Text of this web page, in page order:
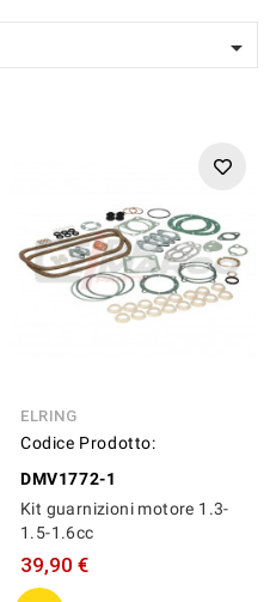

ELRING
Codice Prodotto:
DMV1772-1
Kit guarnizioni motore 1.3-
1.5-1.6cc
39,90 €